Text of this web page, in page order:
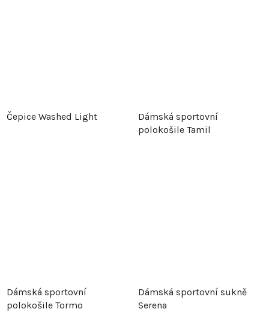
Čepice Washed Light
Dámská sportovní
polokošile Tamil
Dámská sportovní
polokošile Tormo
Dámská sportovní sukně
Serena